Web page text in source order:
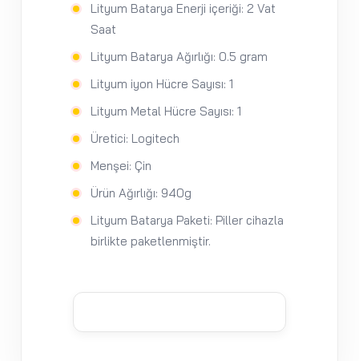
Lityum Batarya Enerji içeriği: 2 Vat
Saat
Lityum Batarya Ağırlığı: 0.5 gram
Lityum iyon Hücre Sayısı: 1
Lityum Metal Hücre Sayısı: 1
Üretici: Logitech
Menşei: Çin
Ürün Ağırlığı: 940g
Lityum Batarya Paketi: Piller cihazla
birlikte paketlenmiştir.